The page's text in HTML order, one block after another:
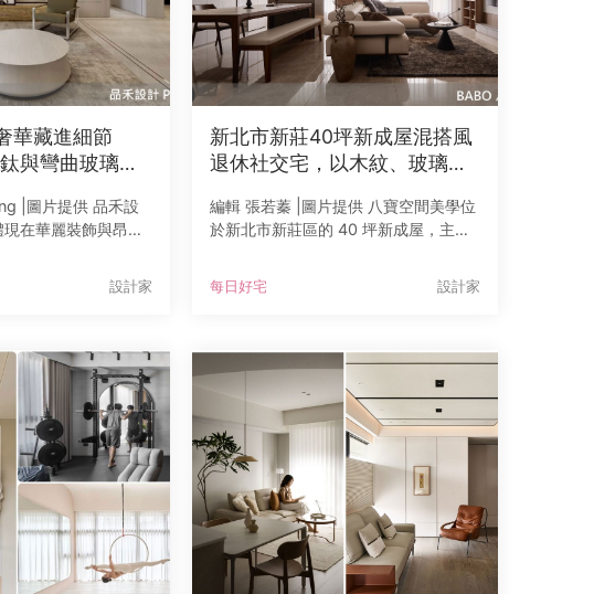
華藏進細節
與彎曲玻璃，
|圖片提供 品禾設
在華麗裝飾與昂貴
禾設計操刀的這座10
是低調奢華的最佳
設計家
新北市新莊40坪新成屋混搭風
退休社交宅，以木紋、玻璃、
編輯 張若蓁 |圖片提供 八寶空間美學位
於新北市新莊區的 40 坪新成屋，主要
主人熱情好客，三名女兒也常於假日返
家探望，因此設計師以退休社交宅為規
每日好宅 設計家